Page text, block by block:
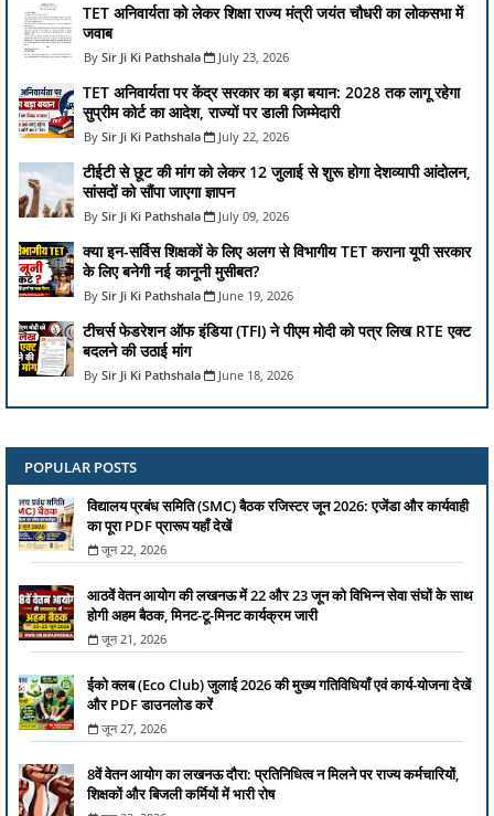
TET अनिवार्यता को लेकर शिक्षा राज्य मंत्री जयंत चौधरी का लोकसभा में
जवाब
Sir Ji Ki Pathshala July 23, 2026
TET अनिवार्यता पर केंद्र सरकार का बड़ा बयान: 2028 तक लागू रहेगा
सुप्रीम कोर्ट का आदेश, राज्यों पर डाली जिम्मेदारी
Sir Ji Ki Pathshala July 22, 2026
टीईटी से छूट की मांग को लेकर 12 जुलाई से शुरू होगा देशव्यापी आंदोलन,
सांसदों को सौंपा जाएगा ज्ञापन
Sir Ji Ki Pathshala July 09, 2026
क्या इन-सर्विस शिक्षकों के लिए अलग से विभागीय TET कराना यूपी सरकार
के लिए बनेगी नई कानूनी मुसीबत?
Sir Ji Ki Pathshala June 19, 2026
टीचर्स फेडरेशन ऑफ इंडिया (TFI) ने पीएम मोदी को पत्र लिख RTE एक्ट
बदलने की उठाई मांग
Sir Ji Ki Pathshala June 18, 2026
POPULAR POSTS
विद्यालय प्रबंध समिति (SMC) बैठक रजिस्टर जून 2026: एजेंडा और कार्यवाही
का पूरा PDF प्रारूप यहाँ देखें
जून 22, 2026
आठवें वेतन आयोग की लखनऊ में 22 और 23 जून को विभिन्न सेवा संघों के साथ
होगी अहम बैठक, मिनट-टू-मिनट कार्यक्रम जारी
जून 21, 2026
ईको क्लब (Eco Club) जुलाई 2026 की मुख्य गतिविधियाँ एवं कार्य-योजना देखें
और PDF डाउनलोड करें
जून 27, 2026
8वें वेतन आयोग का लखनऊ दौरा: प्रतिनिधित्व न मिलने पर राज्य कर्मचारियों,
शिक्षकों और बिजली कर्मियों में भारी रोष